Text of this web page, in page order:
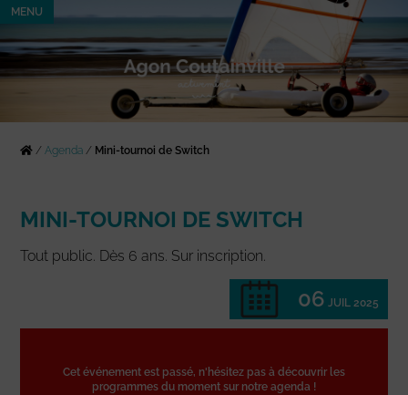
MENU
/Agenda / Mini-tournoi de Switch
MINI-TOURNOI DE SWITCH
Tout public. Dès 6 ans. Sur inscription.
06 JUIL 2025
Cet événement est passé, n'hésitez pas à découvrir les
programmes du moment sur notre agenda !